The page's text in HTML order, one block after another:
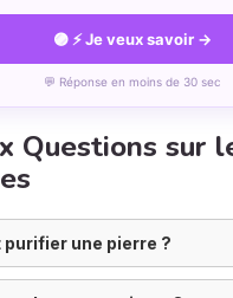
🟣 ⚡ Je veux savoir →
💬 Réponse en moins de 30 sec
Questions sur
purifier une pierre ?